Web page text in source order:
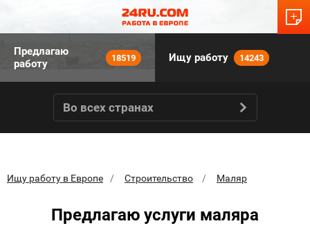
Предлагаю
работу
18519 Ищу работу 14243
Во всех странах
Ищу работу в Европе Строительство Маляр
Предлагаю услуги маляра